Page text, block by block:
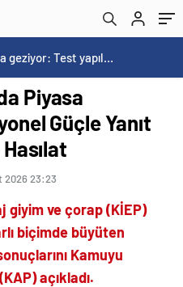
Kovid-19 aramızda geziyor: Test yapılmadığı için kimse farkında değil
Piyasa
Güçle Yanıt
2026 23:23
giyim ve çorap (KİEP)
biçimde büyüten
Kamuyu
açıkladı.